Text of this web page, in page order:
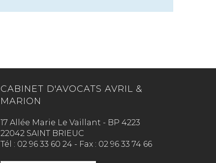
CABINET D'AVOCATS AVRIL &
MARION
17 Allée Marie Le Vaillant - BP 4223
22042 SAINT BRIEUC
Tél : 02 96 33 60 24 - Fax : 02 96 33 74 66